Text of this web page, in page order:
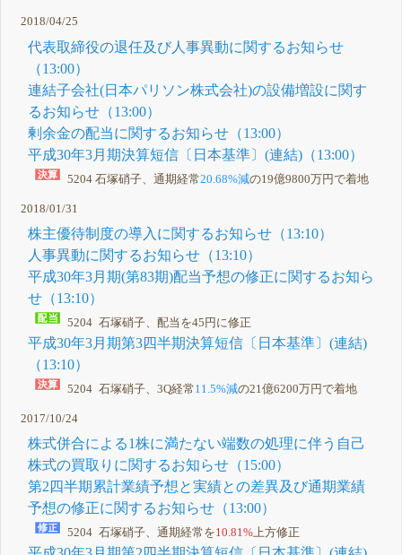
2018/04/25
代表取締役の退任及び人事異動に関するお知らせ
（13:00）
連結子会社(日本パリソン株式会社)の設備増設に関す
るお知らせ（13:00）
剰余金の配当に関するお知らせ（13:00）
平成30年3月期決算短信〔日本基準〕(連結)（13:00）
5204 石塚硝子、通期経常20.68%減の19億9800万円で着地
2018/01/31
株主優待制度の導入に関するお知らせ（13:10）
人事異動に関するお知らせ（13:10）
平成30年3月期(第83期)配当予想の修正に関するお知ら
せ（13:10）
5204 石塚硝子、配当を45円に修正
平成30年3月期第3四半期決算短信〔日本基準〕(連結)
（13:10）
5204 石塚硝子、3Q経常11.5%減の21億6200万円で着地
2017/10/24
株式併合による1株に満たない端数の処理に伴う自己
株式の買取りに関するお知らせ（15:00）
第2四半期累計業績予想と実績との差異及び通期業績
予想の修正に関するお知らせ（13:00）
5204 石塚硝子、通期経常を10.81%上方修正